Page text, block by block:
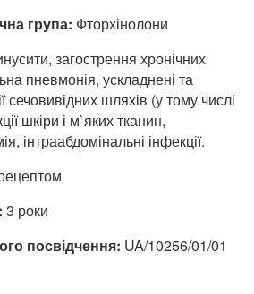
група: Фторхінолони
загострення хронічних
пневмонія, ускладнені та
сечовивідних шляхів (у тому числі
шкіри і м`яких тканин,
інтраабдомінальні інфекції.
3 роки
посвідчення: UA/10256/01/01